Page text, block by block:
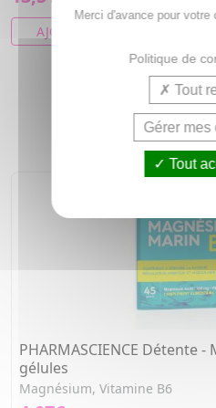
AJOUTER AU PANIER
NOS COUPS
PHARMASCIENCE Détente
gélules
Magnésium, Vitamine B6
Merci d'avance pour votre
Politique de
Tout
Gérer mes
Tout